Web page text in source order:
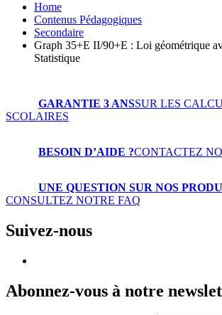
Home
Contenus Pédagogiques
Secondaire
Graph 35+E II/90+E : Loi géométrique
Statistique
GARANTIE 3 ANSSUR LES
SCOLAIRES
BESOIN D’AIDE ?CONTACTEZ
UNE QUESTION SUR NOS
CONSULTEZ NOTRE FAQ
Suivez-nous
Abonnez-vous à notre